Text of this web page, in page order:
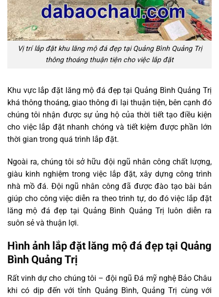
Vị trí lắp đặt khu lăng mộ đá đẹp tại Quảng Bình Quảng Trị
thông thoáng thuận tiện cho việc lắp đặt
Khu vực lắp đặt lăng mộ đá đẹp tại Quảng Bình Quảng Trị
khá thông thoáng, giao thông đi lại thuận tiện, bên cạnh đó
chúng tôi nhận được sự ủng hộ của thời tiết tạo điều kiện
cho việc lắp đặt nhanh chóng và tiết kiệm được phần lớn
thời gian trong quá trình lắp đặt.
Ngoài ra, chúng tôi sở hữu đội ngũ nhân công chất lượng,
giàu kinh nghiệm trong việc lắp đặt, xây dựng công trình
nhà mồ đá. Đội ngũ nhân công đã được đào tạo bài bản
giúp cho công việc diễn ra theo trình tự, do đó việc lắp đặt
lăng mộ đá đẹp tại Quảng Bình Quảng Trị luôn diễn ra
suôn sẻ và thuận lợi.
Hình ảnh lắp đặt lăng mộ đá đẹp tại Quảng
Bình Quảng Trị
Rất vinh dự cho chúng tôi – đội ngũ Đá mỹ nghệ Bảo Châu
khi có dịp đến với tỉnh Quảng Bình, Quảng Trị cùng với